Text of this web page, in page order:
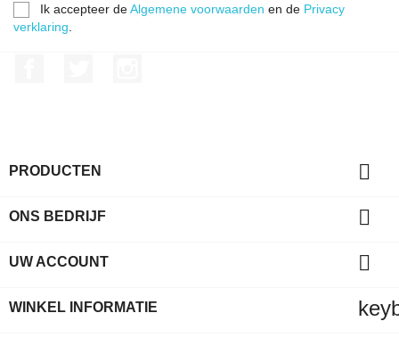
Ik accepteer deAlgemene voorwaarden en de Privacy
verklaring
PRODUCTEN 
ONS BEDRIJF 
UW ACCOUNT 
WINKEL INFORMATIE